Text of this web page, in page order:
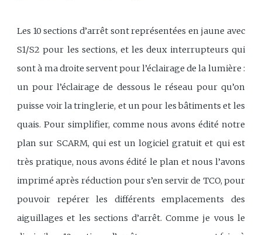
Les 10 sections d’arrêt sont représentées en jaune avec
S1/S2 pour les sections, et les deux interrupteurs qui
sont à ma droite servent pour l’éclairage de la lumière :
un pour l’éclairage de dessous le réseau pour qu’on
puisse voir la tringlerie, et un pour les bâtiments et les
quais. Pour simplifier, comme nous avons édité notre
plan sur SCARM, qui est un logiciel gratuit et qui est
très pratique, nous avons édité le plan et nous l’avons
imprimé après réduction pour s’en servir de TCO, pour
pouvoir repérer les différents emplacements des
aiguillages et les sections d’arrêt. Comme je vous le